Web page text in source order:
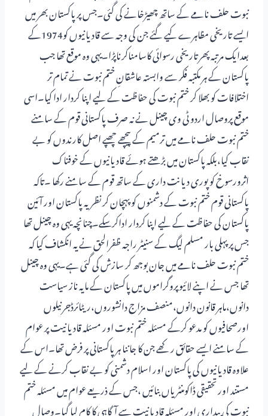
نبوت حلف نامے کے ساتھ چھیڑخانے کی گئی۔جس پرپاکستان بھر میں
ایسے تاریخی مظاہرے کیے گئے جن کی وجہ سے قادیانیوں کو1974کے
بعدایک مرتبہ پھرتاریخی رسوائی کاسامناکرناپڑا۔یہی وہ موقع تھا جب
پاکستان کے ہر مکتبہ فکر سے وابستہ عاشقانِ ختم نبوت نے تمام تر
اختلافات کو بھلا کر ختم نبوت کی حفاظت کے لیے اپنا کردار ادا کیا۔اسی
موقع پروصال اردو ٹی وی چینل نے نہ صرف پاکستانی قوم کے سامنے
ختم نبوت حلف نامے میں ترمیم کے پیچھے چھپے اصل کارندوں کو بے
نقاب کیا،بلکہ پاکستان میں بڑھتے ہوئے قادیانیوں کے خوفناک
اثرورسوخ کو پوری دیانت داری کے ساتھ قوم کے سامنے رکھا ۔تاکہ
پاکستانی قوم ختم نبوت کے دشمنوں کو پہچان کر نظریہ پاکستان اور آئین
پاکستان کی حفاظت کے لیے اپنا کردار اداکرسکے۔چنانچہ یہی وہ چینل تھا
جس پرپہلی بار مسلم لیگ کے سنیٹر راجہ ظفرالحق نے یہ انکشاف کیا کہ
ختم نبوت حلف نامے میں جان بوجھ کر سازش کی گئی ہے۔یہی وہ چینل
تھا جس نے اپنے لائیوپروگراموں میں پاکستان کے مایہ ناز سیاست
دانوں،ماہر قانون دانوں،منصف مزاج دانشوروں،ریٹائرڈجرنیلوں
اورصحافیوں کو مدعو کرکے مسئلہ ختم نبوت اور مسئلہ قادیانیت پر عوام
کے سامنے ایسے حقائق رکھے جن کا جاننا ہرپاکستانی پر فرض تھا۔اس کے
علاوہ قادیانیوں کی پاکستان اور اسلام دشمنی کو بے نقاب کرنے کے لیے
مستند اورتحقیقی ڈاکومنٹریاں بنائیں ،جس کے ذریعے عوام میں مسئلہ ختم
نبوت کی بیداری اور مسئلہ قادیانیت سے آگاہی کا کام لیا گیا۔وصال